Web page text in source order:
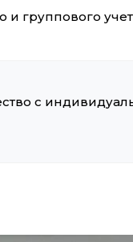
группового
с